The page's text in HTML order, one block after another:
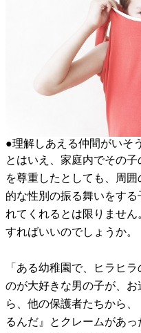
●理解しあえる仲間がいそ
とはいえ、家庭内でその
を尊重したとしても、周
的な性別の振る舞いをす
れてくれるとは限りませ
すればいいのでしょうか。
「ある幼稚園で、ヒラヒ
のが大好きな男の子が、
ら、他の保護者たちから
るんだ』とクレームがあ